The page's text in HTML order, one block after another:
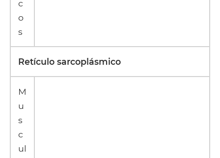
c
o
s
Retículo sarcoplásmico
M
u
s
c
ul